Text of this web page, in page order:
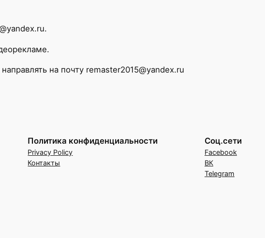
на почту remaster2015@yandex.ru
Политика конфиденциальности
Privacy Policy
Контакты
Соц.сети
Facebook
ВК
Telegram